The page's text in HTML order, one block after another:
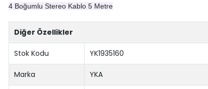
4 Boğumlu Stereo Kablo 5 Metre
Diğer Özellikler
Stok Kodu YK1935160
Marka YKA